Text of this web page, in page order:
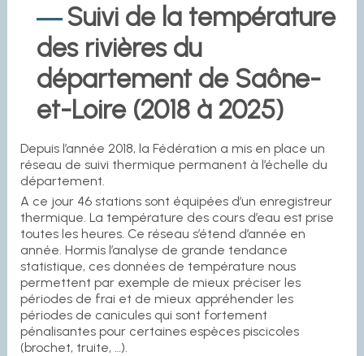
Suivi de la température
des rivières du
département de Saône-
et-Loire (2018 à 2025)
Depuis l’année 2018, la Fédération a mis en place un
réseau de suivi thermique permanent à l’échelle du
département.
A ce jour 46 stations sont équipées d’un enregistreur
thermique. La température des cours d’eau est prise
toutes les heures. Ce réseau s’étend d’année en
année. Hormis l’analyse de grande tendance
statistique, ces données de température nous
permettent par exemple de mieux préciser les
périodes de frai et de mieux appréhender les
périodes de canicules qui sont fortement
pénalisantes pour certaines espèces piscicoles
(brochet, truite, …).